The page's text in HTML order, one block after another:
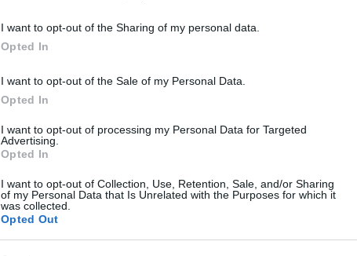
I want to opt-out of the Sharing of my personal data.
Opted In
I want to opt-out of the Sale of my Personal Data.
Opted In
I want to opt-out of processing my Personal Data for Targeted
Advertising.
Opted In
I want to opt-out of Collection, Use, Retention, Sale, and/or Sharing
of my Personal Data that Is Unrelated with the Purposes for which it
was collected.
Opted Out